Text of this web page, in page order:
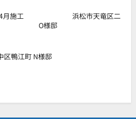
4月施工 浜松市天竜区二
O様邸
区鴨江町 N様邸